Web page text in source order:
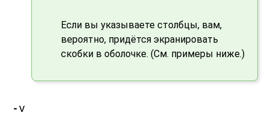
Если вы указываете столбцы, вам,
вероятно, придётся экранировать
скобки в оболочке. (См. примеры ниже.)
-v